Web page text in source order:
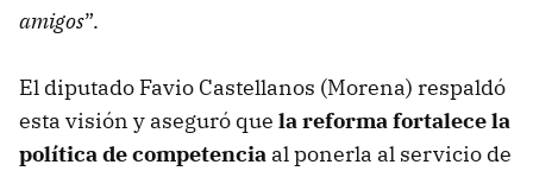
amigos”.
El diputado Favio Castellanos (Morena) respaldó
esta visión y aseguró que la reforma fortalece la
política de competencia al ponerla al servicio de